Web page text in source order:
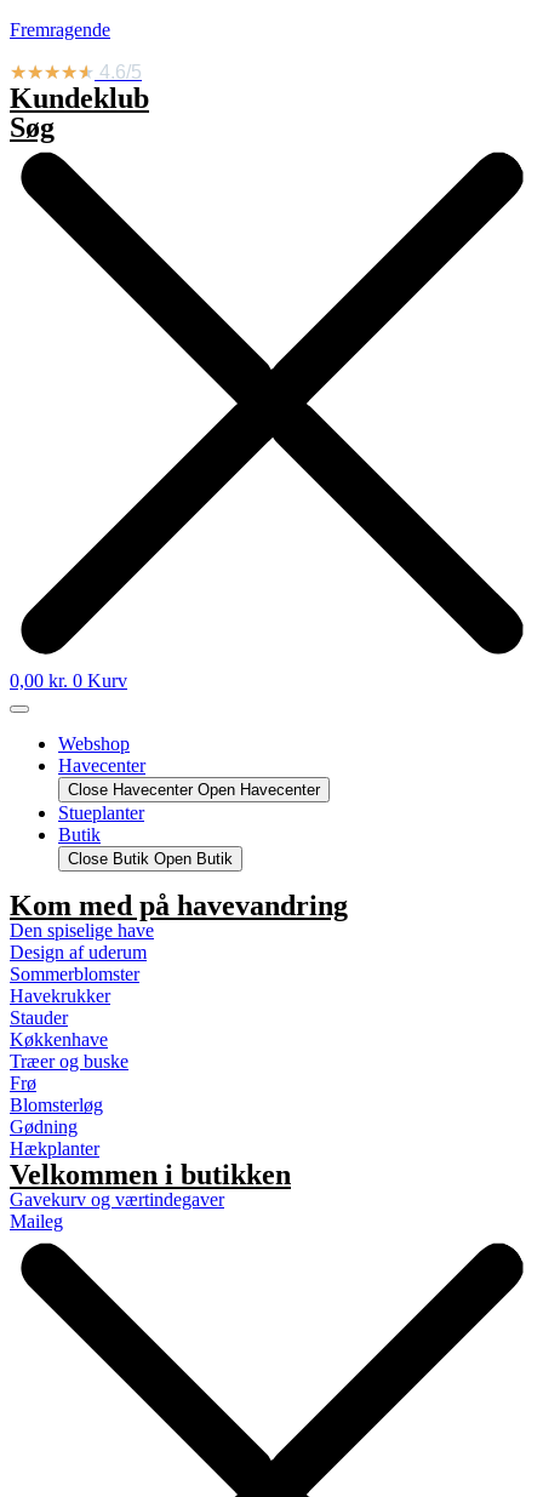
Videre
indhold
Fremragende
★★★★★ 4.6/5
Kundeklub
Søg
0,00 kr. 0 Kurv
Webshop
Havecenter
Close Havecenter Open Havecenter
Stueplanter
Butik
Close Butik Open Butik
Kom med på havevandring
Den spiselige have
Design af uderum
Sommerblomster
Havekrukker
Stauder
Køkkenhave
Træer og buske
Frø
Blomsterløg
Gødning
Hækplanter
Velkommen i butikken
Gavekurv og værtindegaver
Maileg